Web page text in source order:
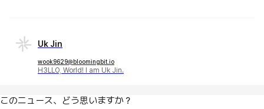
Uk Jin
wook9629@bloomingbit.io
H3LLO, World! I am Uk Jin.
このニュース、どう思いますか？